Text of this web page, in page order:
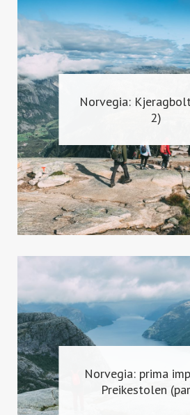
Norvegia:
2)
Norvegia: prima
Preikestolen